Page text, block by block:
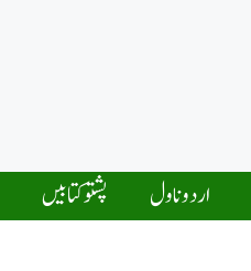
اردو ناول پشتو کتابیں